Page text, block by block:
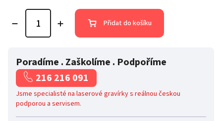
Přidat do košíku
Poradíme . Zaškolíme . Podpoříme
216 216 091
Jsme specialisté na laserové gravírky s reálnou českou
podporou a servisem.